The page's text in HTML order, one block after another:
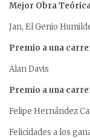
Mejor Obra
Jan, El Genio
Premio a una
Alan Davis
Premio a una
Felipe Hernández
Felicidades a los